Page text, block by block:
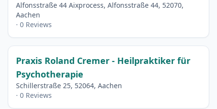
Alfonsstraße 44 Aixprocess, Alfonsstraße 44, 52070,
Aachen
· 0 Reviews
Praxis Roland Cremer - Heilpraktiker für
Psychotherapie
Schillerstraße 25, 52064, Aachen
· 0 Reviews